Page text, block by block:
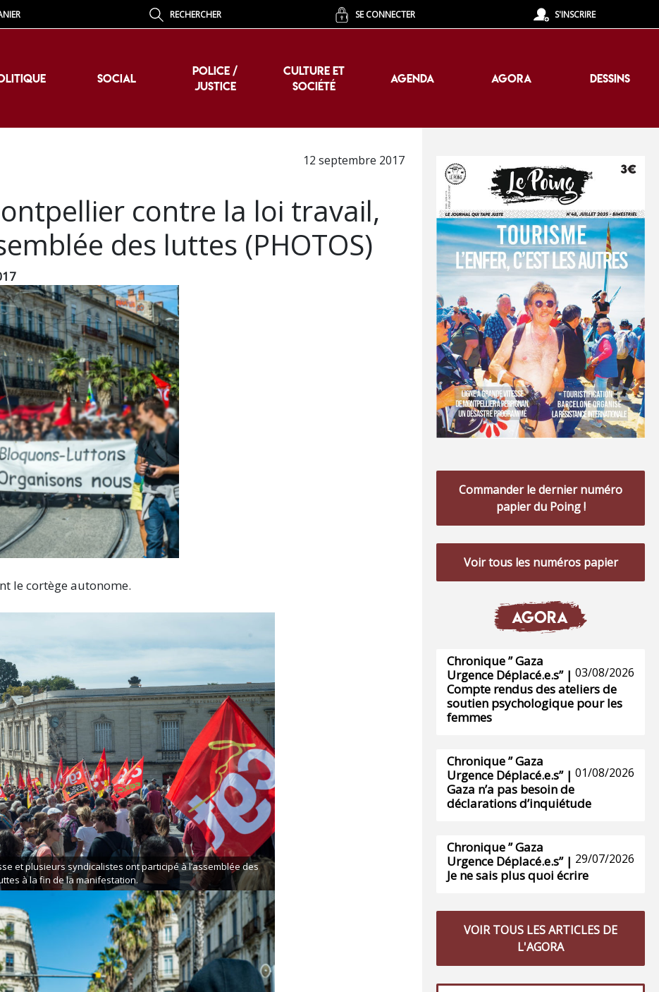
RECHERCHER SE CONNECTER S'INSCRIRE
SOCIAL
POLICE /
JUSTICE
CULTURE ET
SOCIÉTÉ
AGENDA AGORA DESSINS
SOCIAL
POLICE /
JUSTICE
CULTURE ET
SOCIÉTÉ
AGENDA AGORA DESSINS
12 septembre 2017
contre la loi travail,
des luttes (PHOTOS)
le cortège autonome.
et plusieurs syndicalistes ont participé à l’assemblée des
à la fin de la manifestation.
Commander le dernier numéro
papier du Poing !
Voir tous les numéros papier
AGORA
03/08/2026
Chronique ” Gaza
Urgence Déplacé.e.s” |
Compte rendus des ateliers de
soutien psychologique pour les
femmes
01/08/2026
Chronique ” Gaza
Urgence Déplacé.e.s” |
Gaza n’a pas besoin de
déclarations d’inquiétude
29/07/2026
Chronique ” Gaza
Urgence Déplacé.e.s” |
Je ne sais plus quoi écrire
VOIR TOUS LES ARTICLES DE
L'AGORA